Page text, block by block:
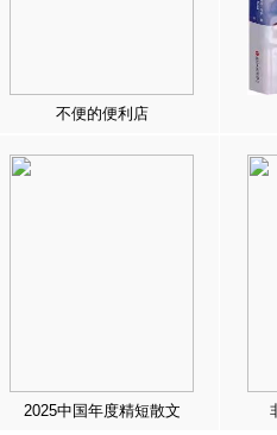
不便的便利店
2025中国年度精短散文